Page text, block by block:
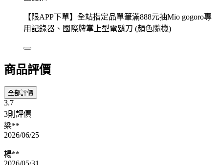
【限APP下單】全站指定品單筆滿888元抽Mio gogoro專
用記錄器、國際牌掌上型電鬍刀 (顏色隨機)
商品評價
全部評價
3.7
3則評價
梁**
2026/06/25
楊**